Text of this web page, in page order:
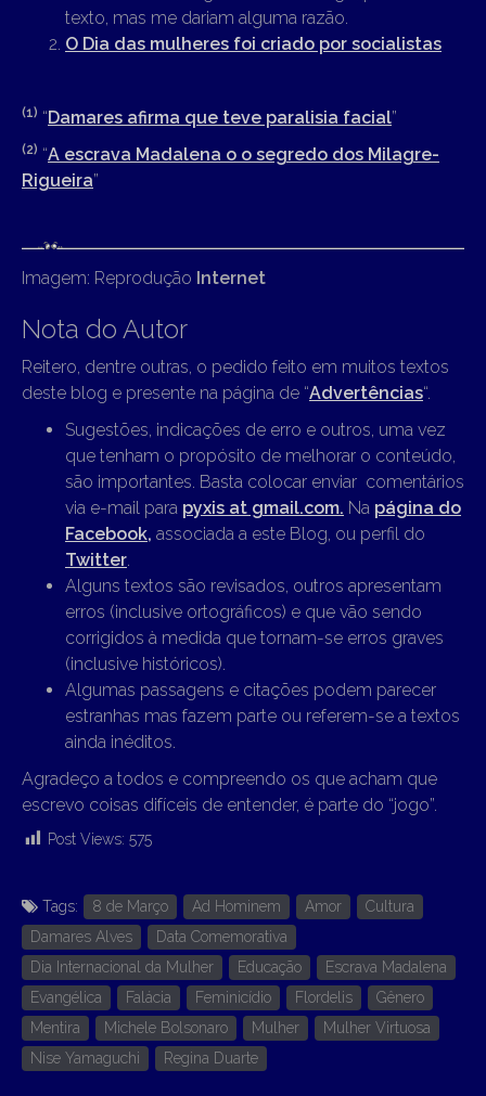
texto, mas me dariam alguma razão.
O Dia das mulheres foi criado por socialistas
(1) “Damares afirma que teve paralisia facial”
(2) “A escrava Madalena o o segredo dos Milagre-
Rigueira”
Imagem: Reprodução Internet
Nota do Autor
Reitero, dentre outras, o pedido feito em muitos textos
deste blog e presente na página de “Advertências“.
Sugestões, indicações de erro e outros, uma vez
que tenham o propósito de melhorar o conteúdo,
são importantes. Basta colocar enviar comentários
via e-mail para pyxis at gmail.com. Na página do
Facebook, associada a este Blog, ou perfil do
Twitter.
Alguns textos são revisados, outros apresentam
erros (inclusive ortográficos) e que vão sendo
corrigidos à medida que tornam-se erros graves
(inclusive históricos).
Algumas passagens e citações podem parecer
estranhas mas fazem parte ou referem-se a textos
ainda inéditos.
Agradeço a todos e compreendo os que acham que
escrevo coisas difíceis de entender, é parte do “jogo”.
Post Views: 575
Tags: 8 de Março Ad Hominem Amor
Cultura
Damares Alves
Data Comemorativa
Dia Internacional da Mulher
Educação
Escrava Madalena
Evangélica
Falácia Feminicídio Flordelis
Gênero
Mentira
Michele Bolsonaro Mulher
Mulher Virtuosa
Nise Yamaguchi
Regina Duarte